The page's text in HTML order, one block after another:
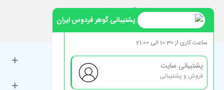
حساب کاربری
راهنمای مشتریان
پشتیبانی گوهر فردوس ایران
ساعت کاری از 10:30 الی 21:00
پشتیبانی سایت
فروش و پشتیبانی